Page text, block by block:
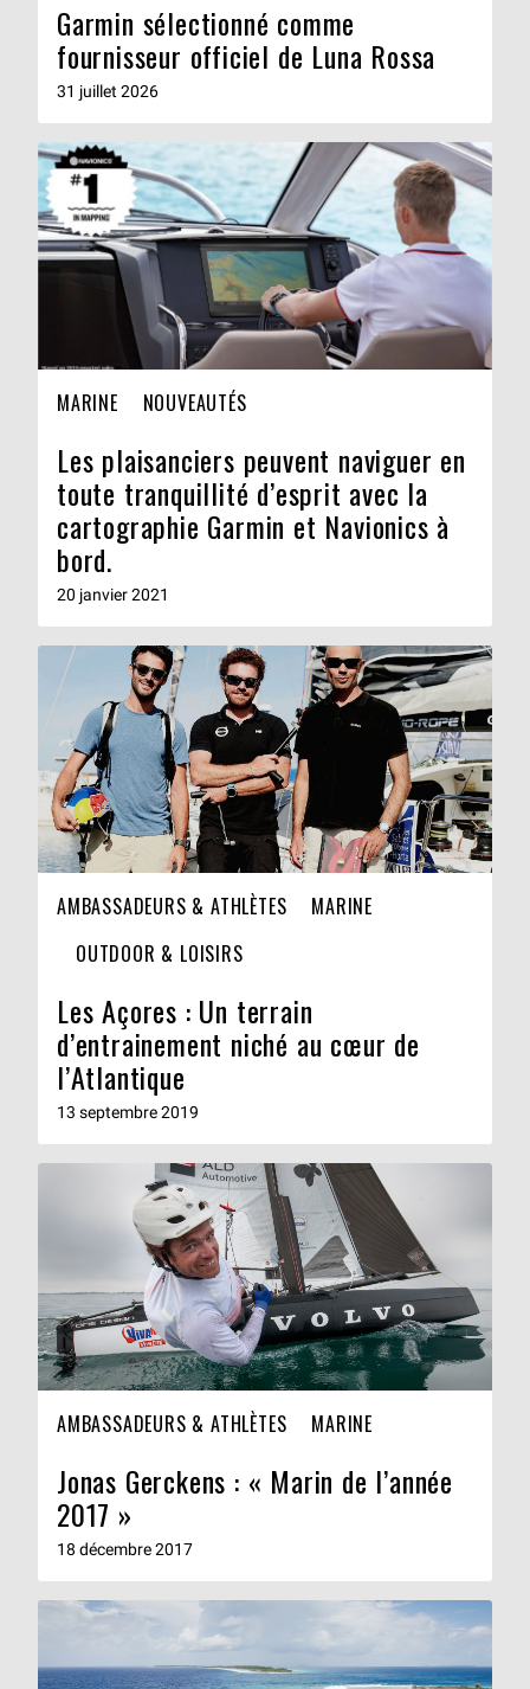
Garmin sélectionné comme
fournisseur officiel de Luna Rossa
31 juillet 2026
MARINE NOUVEAUTÉS
Les plaisanciers peuvent naviguer en
toute tranquillité d’esprit avec la
cartographie Garmin et Navionics à
bord.
20 janvier 2021
AMBASSADEURS & ATHLÈTES
MARINE
OUTDOOR & LOISIRS
Les Açores : Un terrain
d’entrainement niché au cœur de
l’Atlantique
13 septembre 2019
AMBASSADEURS & ATHLÈTES MARINE
Jonas Gerckens : « Marin de l’année
2017 »
18 décembre 2017